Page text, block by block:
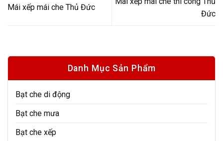
Danh Mục Sản Phẩm
Bạt che di động
Bạt che mưa
Bạt che xếp
Mái xếp mái che Thủ Đức
Đức